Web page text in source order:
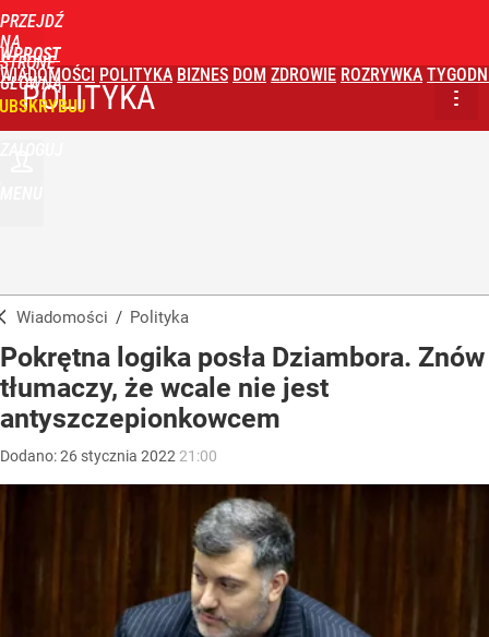
PRZEJDŹ
NA
STRONĘ
GŁÓWNĄ
WPROST
WIADOMOŚCI POLITYKA BIZNES DOM ZDROWIE ROZRYWKA
POLITYKA
Wiadomości / Polityka
Pokrętna logika posła Dziambora. Znów
tłumaczy, że wcale nie jest
antyszczepionkowcem
Dodano:26 stycznia 2022 21:00